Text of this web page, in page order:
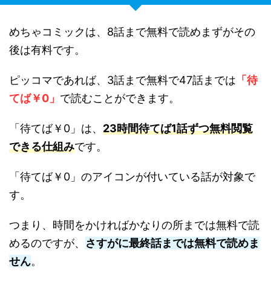
めちゃコミックは、8話まで無料で読めまずがその
後は有料です。
ピッコマであれば、3話まで無料で47話までは 「待
てば￥0」 で読むことができます。
「待てば￥0」は、 23時間待てば1話ずつ無料閲覧
できる仕組みです。
「待てば￥0」のアイコンが付いている話が対象で
す。
つまり、時間をかければかなりの所までは無料で読
めるのですが、 さすがに最終話までは無料で読めま
せん。